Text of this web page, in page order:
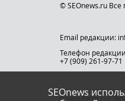
SEOnews
© SEOnews.ru
Email редакции:
Телефон
+7 (909) 261-97-71
This site is protected
Privacy Policyand